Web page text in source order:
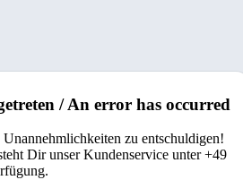
/ An error has occurred
zu entschuldigen!
Dir unser Kundenservice unter +49